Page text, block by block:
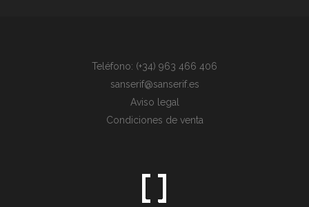
Teléfono: (+34) 963 466 406
sanserif@sanserif.es
Aviso legal
Condiciones de venta